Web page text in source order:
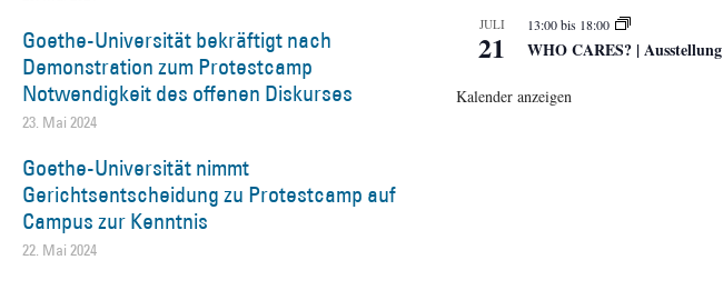
Goethe-Universität bekräftigt nach
Demonstration zum Protestcamp
Notwendigkeit des offenen Diskurses
23. Mai 2024
Goethe-Universität nimmt
Gerichtsentscheidung zu Protestcamp auf
Campus zur Kenntnis
22. Mai 2024
JULI
21
13:00bis 18:00
WHO CARES? | Ausstellung
Kalender anzeigen